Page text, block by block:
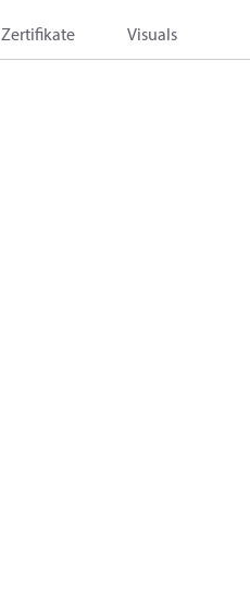
Zertifikate Visuals